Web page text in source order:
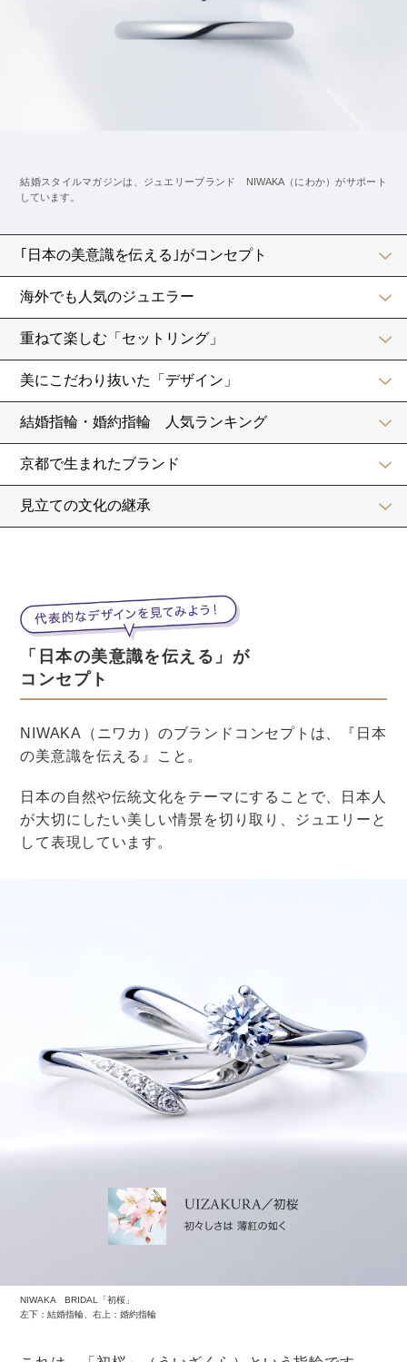
一部アクティビティには、免許や事前講習の受講が必要
気になる人は前もって調べておきましょう。
世界遺産
首里城に代表される世界遺産を観光するのもいいです
他にも、「世界自然遺産」の候補地に挙げられている沖
縄県内の森や離島など、一度は見ておきたいスポットが
めじろ押し！
普段では触れることのできない自然に触れるのもいいか
もしれませんよ。
縄料理を味わうのもおすすめ。